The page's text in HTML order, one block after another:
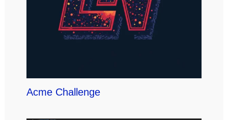
Acme Challenge